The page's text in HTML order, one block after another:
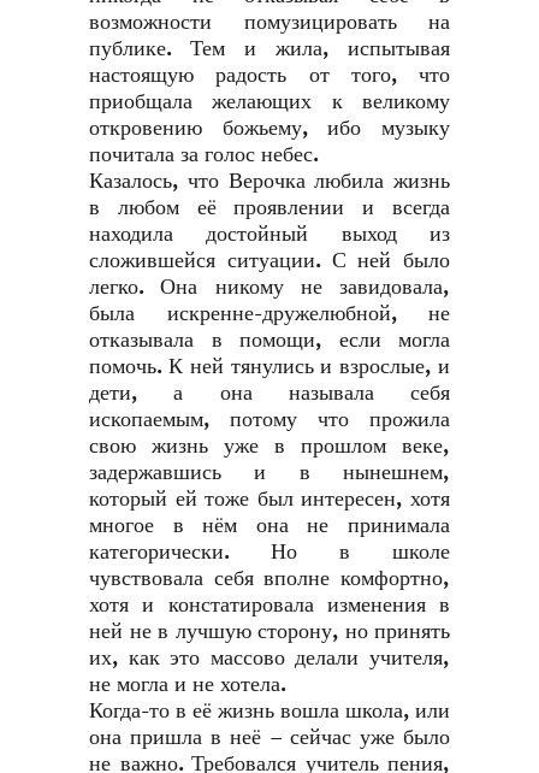
возможности помузицировать на
публике. Тем и жила, испытывая
настоящую радость от того, что
приобщала желающих к великому
откровению божьему, ибо музыку
почитала за голос небес.
Казалось, что Верочка любила жизнь
в любом её проявлении и всегда
находила достойный выход из
сложившейся ситуации. С ней было
легко. Она никому не завидовала,
была искренне-дружелюбной, не
отказывала в помощи, если могла
помочь. К ней тянулись и взрослые, и
дети, а она называла себя
ископаемым, потому что прожила
свою жизнь уже в прошлом веке,
задержавшись и в нынешнем,
который ей тоже был интересен, хотя
многое в нём она не принимала
категорически. Но в школе
чувствовала себя вполне комфортно,
хотя и констатировала изменения в
ней не в лучшую сторону, но принять
их, как это массово делали учителя,
не могла и не хотела.
Когда-то в её жизнь вошла школа, или
она пришла в неё – сейчас уже было
не важно. Требовался учитель пения,